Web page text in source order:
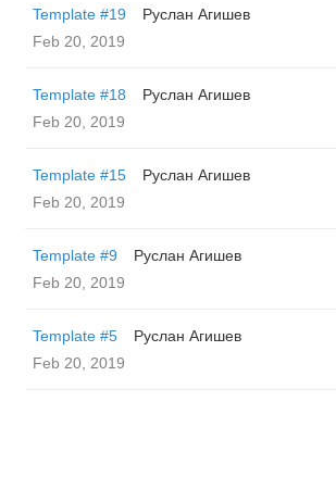
Template #19
Руслан Агишев
Feb 20, 2019
Template #18
Руслан Агишев
Feb 20, 2019
Template #15
Руслан Агишев
Feb 20, 2019
Template #9
Руслан Агишев
Feb 20, 2019
Template #5
Руслан Агишев
Feb 20, 2019